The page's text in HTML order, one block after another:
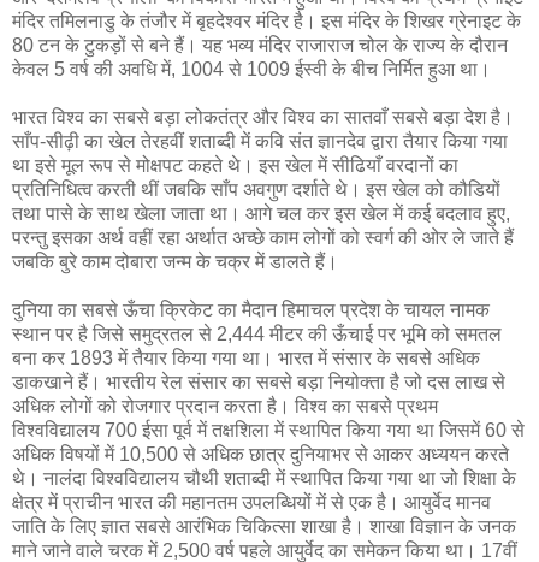
मंदिर तमिलनाडु के तंजौर में बृहदेश्‍वर मंदिर है। इस मंदिर के शिखर ग्रेनाइट के
80 टन के टुकड़ों से बने हैं। यह भव्‍य मंदिर राजाराज चोल के राज्‍य के दौरान
केवल 5 वर्ष की अवधि में, 1004 से 1009 ईस्वी के बीच निर्मित हुआ था।
भारत विश्‍व का सबसे बड़ा लोकतंत्र और विश्‍व का सातवाँ सबसे बड़ा देश है।
साँप-सीढ़ी का खेल तेरहवीं शताब्‍दी में कवि संत ज्ञानदेव द्वारा तैयार किया गया
था इसे मूल रूप से मोक्षपट कहते थे। इस खेल में सीढियाँ वरदानों का
प्रतिनिधित्‍व करती थीं जबकि साँप अवगुण दर्शाते थे। इस खेल को कौडियों
तथा पासे के साथ खेला जाता था। आगे चल कर इस खेल में कई बदलाव हुए,
परन्‍तु इसका अर्थ वहीं रहा अर्थात अच्‍छे काम लोगों को स्‍वर्ग की ओर ले जाते हैं
जबकि बुरे काम दोबारा जन्‍म के चक्र में डालते हैं।
दुनिया का सबसे ऊँचा क्रिकेट का मैदान हिमाचल प्रदेश के चायल नामक
स्‍थान पर है जिसे समुद्रतल से 2,444 मीटर की ऊँचाई पर भूमि को समतल
बना कर 1893 में तैयार किया गया था। भारत में संसार के सबसे अधिक
डाकखाने हैं। भारतीय रेल संसार का सबसे बड़ा नियोक्ता है जो दस लाख से
अधिक लोगों को रोजगार प्रदान करता है। विश्‍व का सबसे प्रथम
विश्‍वविद्यालय 700 ईसा पूर्व में तक्षशिला में स्‍थापित किया गया था जिसमें 60 से
अधिक विषयों में 10,500 से अधिक छात्र दुनियाभर से आकर अध्‍ययन करते
थे। नालंदा विश्‍वविद्यालय चौथी शताब्‍दी में स्‍थापित किया गया था जो शिक्षा के
क्षेत्र में प्राचीन भारत की महानतम उपलब्धियों में से एक है। आयुर्वेद मानव
जाति के लिए ज्ञात सबसे आरंभिक चिकित्‍सा शाखा है। शाखा विज्ञान के जनक
माने जाने वाले चरक में 2,500 वर्ष पहले आयुर्वेद का समेकन किया था। 17वीं